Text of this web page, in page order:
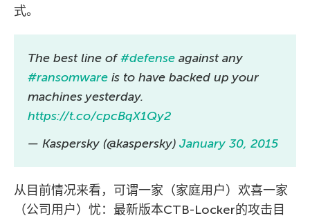
式。
The best line of#defense against any
#ransomware is to have backed up your
machines yesterday.
https://t.co/cpcBqX1Qy2
— Kaspersky (@kaspersky) January 30, 2015
从目前情况来看，可谓一家（家庭用户）欢喜一家
（公司用户）忧：最新版本CTB-Locker的攻击目